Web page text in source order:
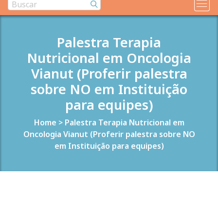
Palestra Terapia
Nutricional em Oncologia
Vianut (Proferir palestra
sobre NO em Instituição
para equipes)
Home > Palestra Terapia Nutricional em
Oncologia Vianut (Proferir palestra sobre NO
em Instituição para equipes)